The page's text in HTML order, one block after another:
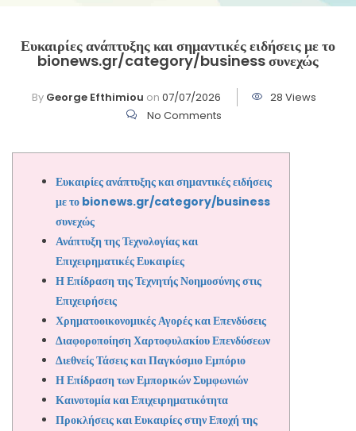
Ευκαιρίες ανάπτυξης και σημαντικές ειδήσεις με το
bionews.gr/category/business συνεχώς
By George Efthimiou on 07/07/2026
28 Views
No Comments
Ευκαιρίες ανάπτυξης και σημαντικές ειδήσεις
με το bionews.gr/category/business
συνεχώς
Ανάπτυξη της Τεχνολογίας και
Επιχειρηματικές Ευκαιρίες
Η Επίδραση της Τεχνητής Νοημοσύνης στις
Επιχειρήσεις
Χρηματοοικονομικές Αγορές και Επενδύσεις
Διαφοροποίηση Χαρτοφυλακίου Επενδύσεων
Διεθνείς Τάσεις και Παγκόσμιο Εμπόριο
Η Επίδραση των Εμπορικών Συμφωνιών
Καινοτομία και Επιχειρηματικότητα
Προκλήσεις και Ευκαιρίες στην Εποχή της